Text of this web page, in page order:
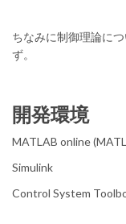
ちなみに制御理論に
ず。
開発環境
MATLAB online
Simulink
Control System